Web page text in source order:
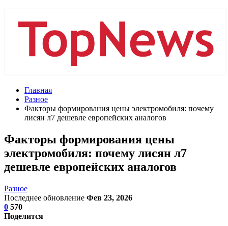
Главная
Разное
Факторы формирования цены электромобиля: почему
лисян л7 дешевле европейских аналогов
Факторы формирования цены
электромобиля: почему лисян л7
дешевле европейских аналогов
Разное
Последнее обновление Фев 23, 2026
0 570
Поделится